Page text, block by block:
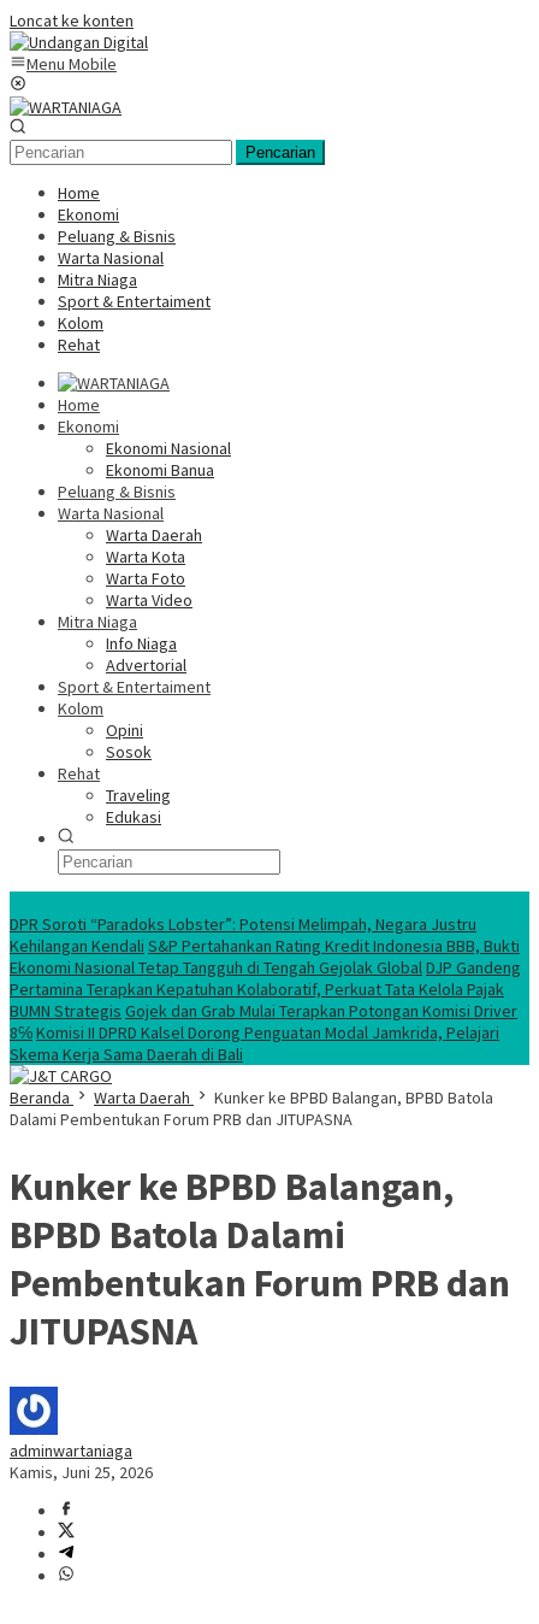
Loncat ke konten
Menu Mobile
Pencarian
Home
Ekonomi
Peluang & Bisnis
Warta Nasional
Mitra Niaga
Sport & Entertaiment
Kolom
Rehat
Home
Ekonomi
Ekonomi Nasional
Ekonomi Banua
Peluang & Bisnis
Warta Nasional
Warta Daerah
Warta Kota
Warta Foto
Warta Video
Mitra Niaga
Info Niaga
Advertorial
Sport & Entertaiment
Kolom
Opini
Sosok
Rehat
Traveling
Edukasi
DPR Soroti “Paradoks Lobster”: Potensi Melimpah, Negara Justru
Kehilangan Kendali S&P Pertahankan Rating Kredit Indonesia BBB, Bukti
Ekonomi Nasional Tetap Tangguh di Tengah Gejolak GlobalDJP Gandeng
Pertamina Terapkan Kepatuhan Kolaboratif, Perkuat Tata Kelola Pajak
BUMN Strategis Gojek dan Grab Mulai Terapkan Potongan Komisi Driver
8℅Komisi II DPRD Kalsel Dorong Penguatan Modal Jamkrida, Pelajari
Skema Kerja Sama Daerah di Bali
Beranda
Warta Daerah
Kunker ke BPBD Balangan, BPBD Batola
Dalami Pembentukan Forum PRB dan JITUPASNA
Kunker ke BPBD Balangan,
BPBD Batola Dalami
Pembentukan Forum PRB dan
JITUPASNA
adminwartaniaga
Kamis, Juni 25, 2026